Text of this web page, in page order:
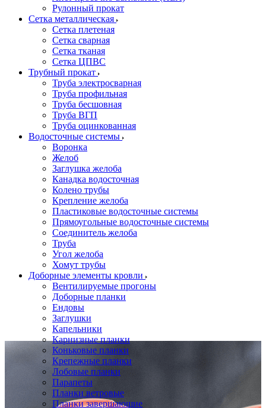
Рулонный прокат
Сетка металлическая
Сетка плетеная
Сетка сварная
Сетка тканая
Сетка ЦПВС
Трубный прокат
Труба электросварная
Труба профильная
Труба бесшовная
Труба ВГП
Труба оцинкованная
Водосточные системы
Воронка
Желоб
Заглушка желоба
Канадка водосточная
Колено трубы
Крепление желоба
Пластиковые водосточные системы
Прямоугольные водосточные системы
Соединитель желоба
Труба
Угол желоба
Хомут трубы
Доборные элементы кровли
Вентилируемые прогоны
Доборные планки
Ендовы
Заглушки
Капельники
Карнизные планки
Коньковые планки
Крепежные планки
Лобовые планки
Парапеты
Планки ветровые
Планки завершающие